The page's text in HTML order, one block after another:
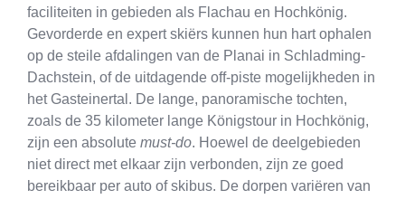
faciliteiten in gebieden als Flachau en Hochkönig.
Gevorderde en expert skiërs kunnen hun hart ophalen
op de steile afdalingen van de Planai in Schladming-
Dachstein, of de uitdagende off-piste mogelijkheden in
het Gasteinertal. De lange, panoramische tochten,
zoals de 35 kilometer lange Königstour in Hochkönig,
zijn een absolute must-do. Hoewel de deelgebieden
niet direct met elkaar zijn verbonden, zijn ze goed
bereikbaar per auto of skibus. De dorpen variëren van